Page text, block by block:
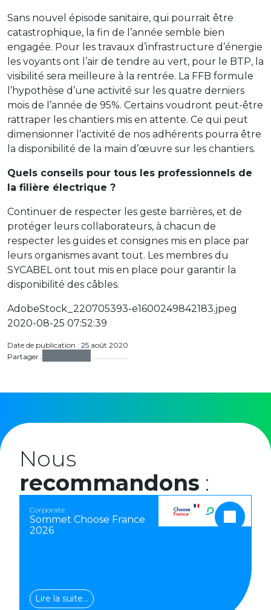
Sans nouvel épisode sanitaire, qui pourrait être
catastrophique, la fin de l’année semble bien
engagée. Pour les travaux d’infrastructure d’énergie
les voyants ont l’air de tendre au vert, pour le BTP, la
visibilité sera meilleure à la rentrée. La FFB formule
l’hypothèse d’une activité sur les quatre derniers
mois de l’année de 95%. Certains voudront peut-être
rattraper les chantiers mis en attente. Ce qui peut
dimensionner l’activité de nos adhérents pourra être
la disponibilité de la main d’œuvre sur les chantiers.
Quels conseils pour tous les professionnels de
la filière électrique ?
Continuer de respecter les geste barrières, et de
protéger leurs collaborateurs, à chacun de
respecter les guides et consignes mis en place par
leurs organismes avant tout. Les membres du
SYCABEL ont tout mis en place pour garantir la
disponibilité des câbles.
AdobeStock_220705393-e1600249842183.jpeg
2020-08-25 07:52:39
Date de publication : 25 août 2020
Partager :
Nous
recommandons :
Corporate
Sommet Choose France
2026
Lire la suite…